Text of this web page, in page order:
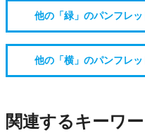
他の「緑」のパンフレ
他の「横」のパンフレ
関連するキーワ